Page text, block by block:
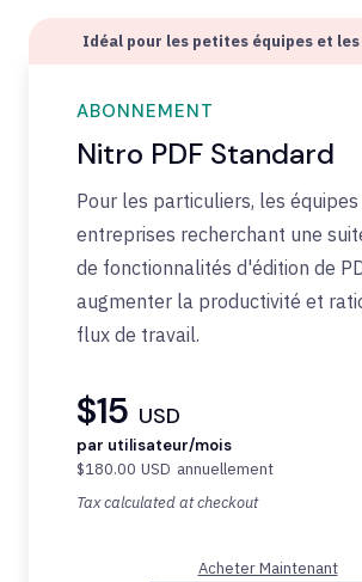
Idéal pour les petites équipes et
ABONNEMENT
Nitro PDF Standard
Pour les particuliers, les
entreprises recherchant une
de fonctionnalités d'édition de
augmenter la productivité et
flux de travail.
$15 USD
par utilisateur/mois
$180.00 USD annuellement
Tax calculated at checkout
Acheter Maintenant